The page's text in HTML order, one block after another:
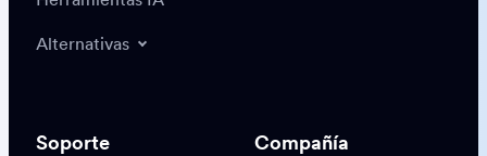
Alternativas
Soporte Compañía